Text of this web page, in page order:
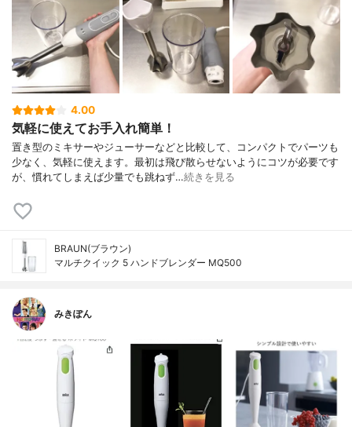
4.00
気軽に使えてお手入れ簡単！
置き型のミキサーやジューサーなどと比較して、コンパクトでパーツも
少なく、気軽に使えます。最初は飛び散らせないようにコツが必要です
が、慣れてしまえば少量でも跳ねず…続きを見る
BRAUN(ブラウン)
マルチクイック 5 ハンドブレンダー MQ500
みきぽん